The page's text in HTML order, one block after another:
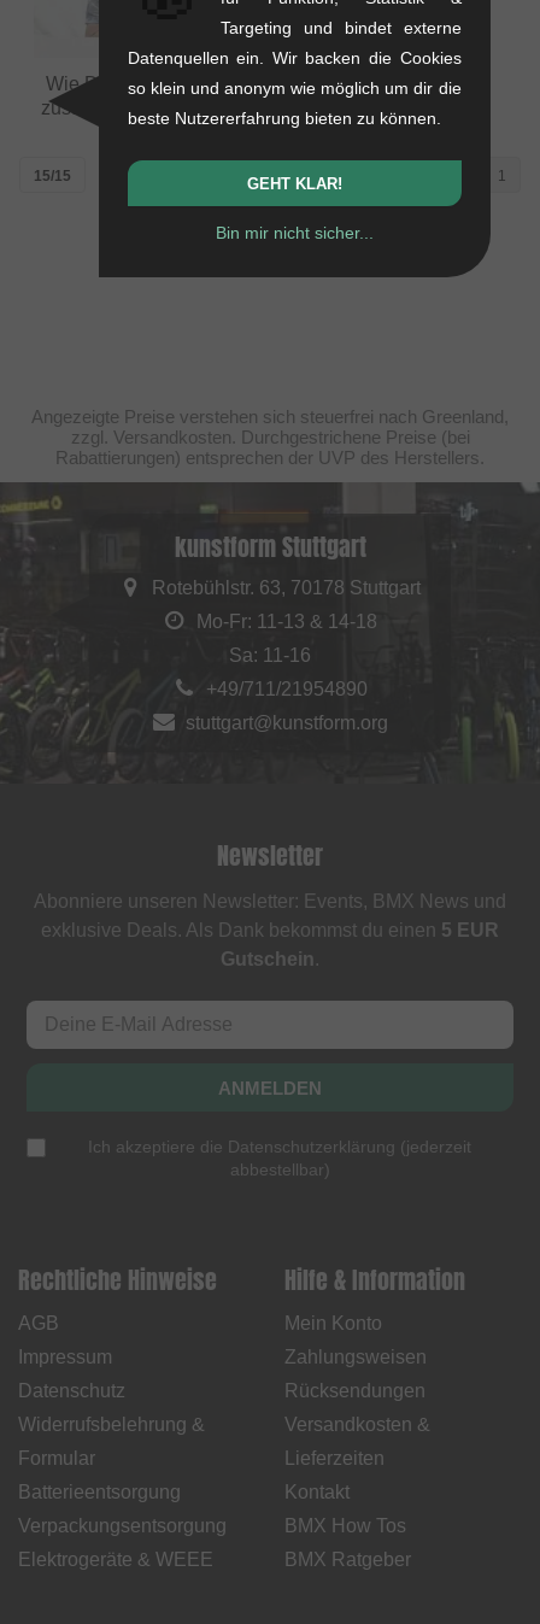
Wie Du Dein BMX Rad
zusammenbaust (Video)
15/15 1
Angezeigte Preise verstehen sich steuerfrei nach Greenland,
zzgl. Versandkosten. Durchgestrichene Preise (bei
Rabattierungen) entsprechen der UVP des Herstellers.
kunstform Stuttgart
Rotebühlstr. 63, 70178 Stuttgart
Mo-Fr: 11-13 & 14-18
Sa: 11-16
+49/711/21954890
stuttgart@kunstform.org
Newsletter
Abonniere unseren Newsletter: Events, BMX News und
exklusive Deals. Als Dank bekommst du einen 5 EUR
Gutschein.
ANMELDEN
Ich akzeptiere die Datenschutzerklärung (jederzeit
abbestellbar)
Rechtliche Hinweise
AGB
Impressum
Datenschutz
Widerrufsbelehrung &
Formular
Batterieentsorgung
Verpackungsentsorgung
Elektrogeräte & WEEE
Hilfe & Information
Mein Konto
Zahlungsweisen
Rücksendungen
Versandkosten &
Lieferzeiten
Kontakt
BMX How Tos
BMX Ratgeber
Targeting und bindet externe
Datenquellen ein. Wir backen die Cookies
so klein und anonym wie möglich um dir die
beste Nutzererfahrung bieten zu können.
GEHT KLAR!
Bin mir nicht sicher...